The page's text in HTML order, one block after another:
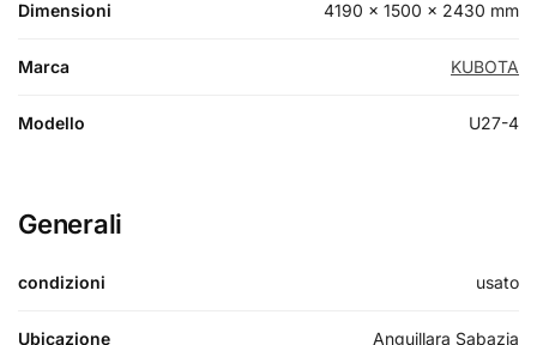
Dimensioni 4190 × 1500 × 2430 mm
Marca KUBOTA
Modello U27-4
Generali
condizioni usato
Ubicazione Anguillara Sabazia